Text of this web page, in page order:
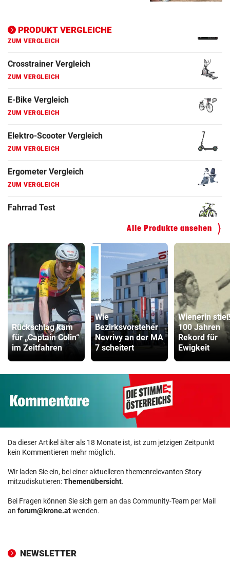
PRODUKT VERGLEICHE
ZUM VERGLEICH
ZUM VERGLEICH
ZUM VERGLEICH
ZUM VERGLEICH
ZUM VERGLEICH
ZUM VERGLEICH
Alle Produkte ansehen
Rückschlag kam
für „Captain Colin“
im Zeitfahren
Wie
Bezirksvorsteher
Nevrivy an der MA
7 scheitert
Wienerin
100 Jahren
Rekord für
Ewigkeit
Da dieser Artikel älter als 18 Monate ist, ist zum jetzigen Zeitpunkt
kein Kommentieren mehr möglich.
Wir laden Sie ein, bei einer aktuelleren themenrelevanten Story
mitzudiskutieren:Themenübersicht.
Bei Fragen können Sie sich gern an das Community-Team per Mail
an forum@krone.atwenden.
NEWSLETTER